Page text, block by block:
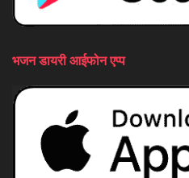
भजन डायरी आईफोन एप्प